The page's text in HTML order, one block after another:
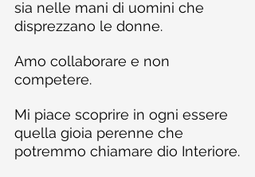
sia nelle mani di uomini che
disprezzano le donne.
Amo collaborare e non
competere.
Mi piace scoprire in ogni essere
quella gioia perenne che
potremmo chiamare dio Interiore.